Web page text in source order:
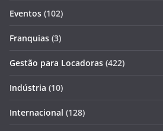
Eventos (102)
Franquias (3)
Gestão para Locadoras (422)
Indústria (10)
Internacional (128)